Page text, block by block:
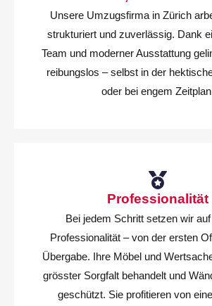
Unsere Umzugsfirma in Zürich
strukturiert und zuverlässig. Dank
Team und moderner Ausstattung
reibungslos – selbst in der
oder bei engem
Professionalität
Bei jedem Schritt setzen wir
Professionalität – von der ersten
Übergabe. Ihre Möbel und
grösster Sorgfalt behandelt und
geschützt. Sie profitieren von